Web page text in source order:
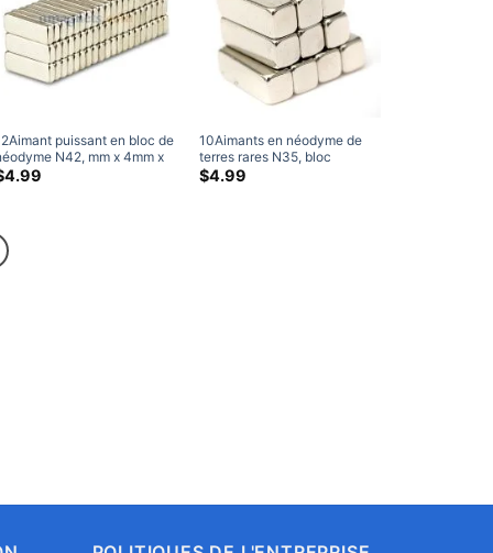
puissant en bloc de
N42, mm x 4mm x
aimants rectangulaires
en terres rares, aimants pour
4.99
10Aimants en néodyme de
terres rares N35, bloc
puissant de 12mm x 4mm x
4mm, aimants haute
$4.99